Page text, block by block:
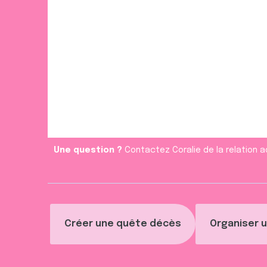
Créer une quête décès Organiser
Une question ? Contactez Coralie de la relation